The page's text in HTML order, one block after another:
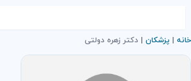
خانه | پزشکان | دکتر زهره دولتی